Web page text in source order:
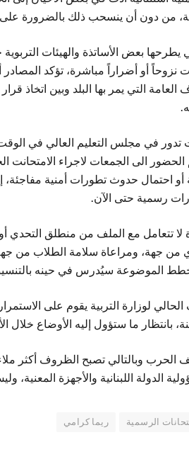
من دون أن ينسحب ذلك بالضرورة
يطرحها بعض الأساتذة والهيئات
أو أضراراً مباشرة، تؤكد المصادر
العامة التي يمر بها البلد وبين اتخاذ
في مجلس التعليم العالي في الوقت
الحضور الى الجمعات لاجراء الامتحانت
حدوث تطورات أمنية مفاجئة، إلا
رسمية حتى الآن.
لا تتعامل مع الملف من منطلق
من جهة، ومراعاة سلامة الطلاب من
الموضوعة سيُدرس في حينه
لوزارة التربية يقوم على الاستمرار
بانتظار ما ستؤول إليه الأوضاع خلال
وبالتالي تصبح الظروف أكثر
الدولة اللبنانية والأجهزة المعنية،
الرسمية ريما كرامي